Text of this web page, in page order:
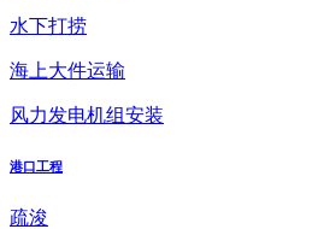
水下打捞
海上大件运输
风力发电机组安装
港口工程
疏浚